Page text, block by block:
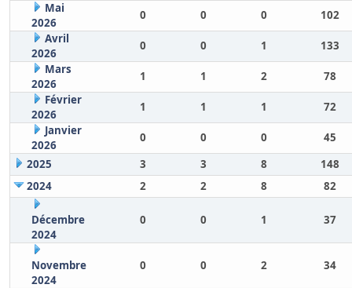
Mai
2026
0 0 0
102
Avril
2026
0 0 1
133
Mars
2026
1 1 2
78
Février
2026
1 1 1
72
Janvier
2026
0 0 0
45
2025
3 3 8
148
2024
2 2 8 82
Décembre
2024
0 0 1 37
Novembre
2024
0 0 2 34